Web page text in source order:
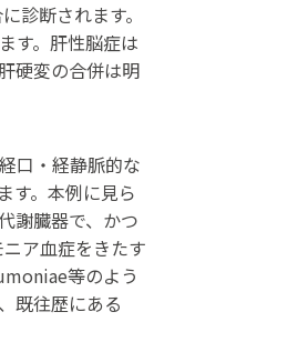
診断されます。
す。肝性脳症は
硬変の合併は明
口・経静脈的な
す。本例に見ら
謝臓器で、かつ
ア血症をきたす
等のよう
既往歴にある